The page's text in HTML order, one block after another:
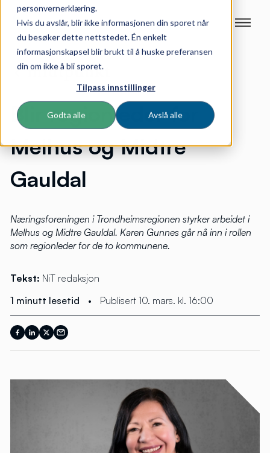
personvernerklæring.
Hvis du avslår, blir ikke informasjonen din sporet når
du besøker dette nettstedet. Én enkelt
informasjonskapsel blir brukt til å huske preferansen
din om ikke å bli sporet.
Tilpass innstillinger
Godta alle Avslå alle
Blir regionleder for
Melhus og Midtre
Gauldal
Næringsforeningen i Trondheimsregionen styrker arbeidet i
Melhus og Midtre Gauldal. Karen Gunnes går nå inn i rollen
som regionleder forde to kommunene.
Tekst: NiT redaksjon
1 minutt lesetid
• Publisert 10. mars. kl. 16:00